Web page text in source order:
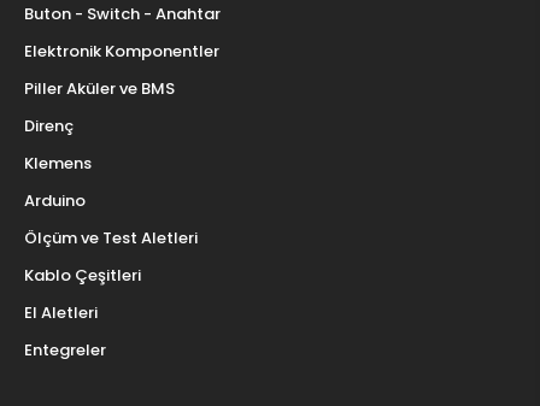
Buton - Switch - Anahtar
Elektronik Komponentler
Piller Aküler ve BMS
Direnç
Klemens
Arduino
Ölçüm ve Test Aletleri
Kablo Çeşitleri
El Aletleri
Entegreler